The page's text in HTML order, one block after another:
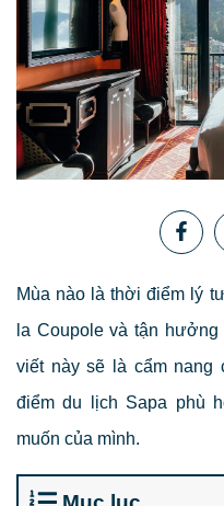
Mùa nào là thời điểm lý
la Coupole và tận
viết này sẽ là cẩm nang
điểm du lịch Sapa phù
muốn của mình.